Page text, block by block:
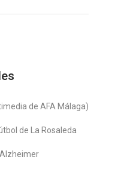
de AFA Málaga)
de La Rosaleda
Alzheimer